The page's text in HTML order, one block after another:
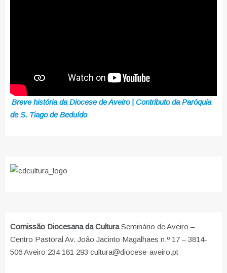
Breve história da Diocese de Aveiro | Contributo da Paróquia
de S. Tiago de Beduído
Comissão Diocesana da CulturaSeminário de Aveiro –
Centro Pastoral Av. João Jacinto Magalhaes n.º 17 – 3814-
506 Aveiro 234 181 293 cultura@diocese-aveiro.pt